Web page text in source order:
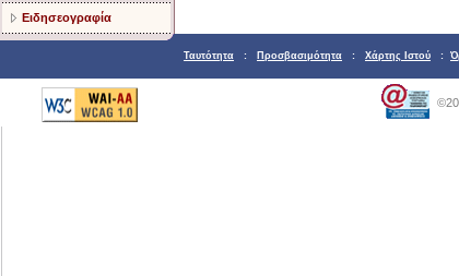
Ειδησεογραφία
Ταυτότητα : Προσβασιμότητα : Χάρτης Ιστού :